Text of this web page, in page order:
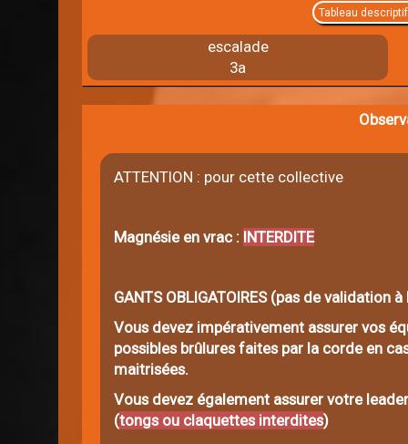
Tableau
escalade
3a
ATTENTION : pour cette collective
Magnésie en vrac : INTERDITE
GANTS OBLIGATOIRES (pas de validation
Vous devez impérativement assurer vos
possibles brûlures faites par la corde en
maitrisées.
Vous devez également assurer votre
(tongs ou claquettes interdites)